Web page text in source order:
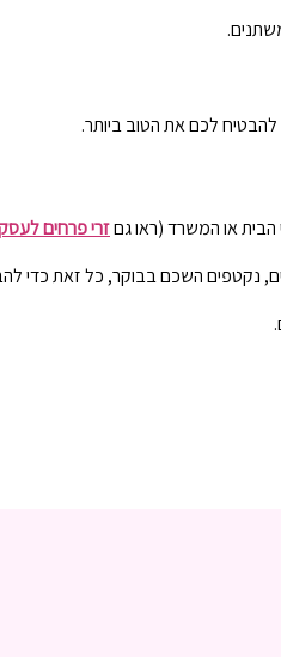
להבטיח לכם את הטוב ביותר.
הבית או המשרד (ראו גםזרי פרחים
נקטפים השכם בבוקר, כל זאת כדי